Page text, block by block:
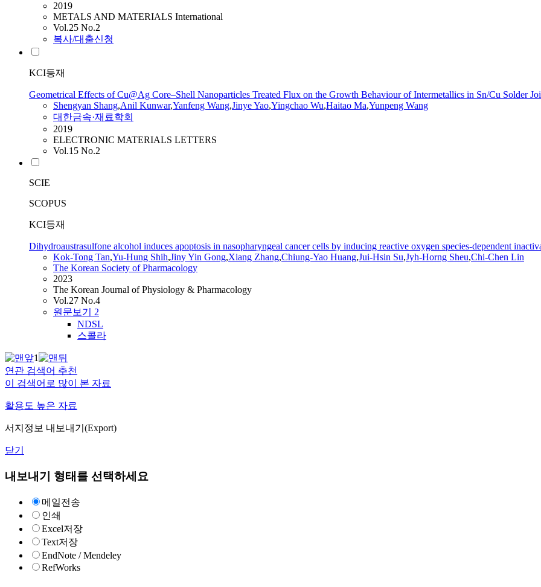
2019
METALS AND MATERIALS International
Vol.25 No.2
복사/대출신청
KCI등재
Geometrical Effects of Cu@Ag Core–Shell Nanoparticles Treated Flux on the Growth Behaviour of Intermetallics in Sn/Cu Solder
Shengyan Shang,Anil Kunwar,Yanfeng Wang,JinyeYao,Yingchao Wu,Haitao Ma,Yunpeng Wang
대한금속·재료학회
2019
ELECTRONIC MATERIALS LETTERS
Vol.15 No.2
SCIE
SCOPUS
KCI등재
Dihydroaustrasulfone alcohol induces apoptosis in nasopharyngeal cancer cells by inducing reactive oxygen species-dependent
Kok-Tong Tan,Yu-Hung Shih,JinyYin Gong,Xiang Zhang,Chiung-Yao Huang,Jui-Hsin Su,Jyh-Horng Sheu,Chi-Chen Lin
The Korean Society of Pharmacology
2023
The Korean Journal of Physiology & Pharmacology
Vol.27 No.4
원문보기 2
NDSL
스콜라
1
연관 검색어 추천
이 검색어로 많이 본 자료
활용도 높은 자료
서지정보 내보내기(Export)
닫기
내보내기 형태를 선택하세요
메일전송
인쇄
Excel저장
Text저장
EndNote / Mendeley
RefWorks